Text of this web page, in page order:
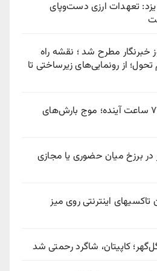
یزد: تعهدات ارزی دست‌وپای
خبرنگار مطرح شد ؛ نقشه راه
از رونمایی‌های زیرساختی تا
وضعیت جوی کشور در ۷۲ ساعت آینده؛ موج بارش‌های
در برزخ میان حضوری یا مجازی
اینترنتی روی میز
کاپیتان، شاگرد رحمتی شد